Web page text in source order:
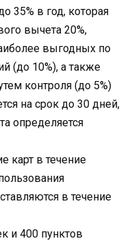
35% в год, которая
вычета 20%,
выгодных по
(до 10%), а также
контроля (до 5%)
на срок до 30 дней,
определяется
карт в течение
в течение
и 400 пунктов